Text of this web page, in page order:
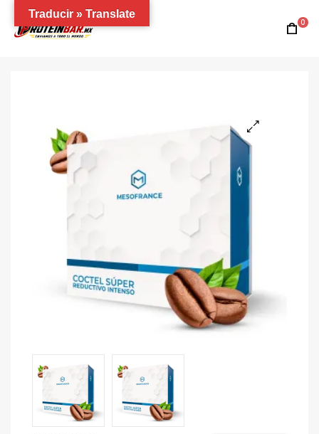
0
Traducir » Translate